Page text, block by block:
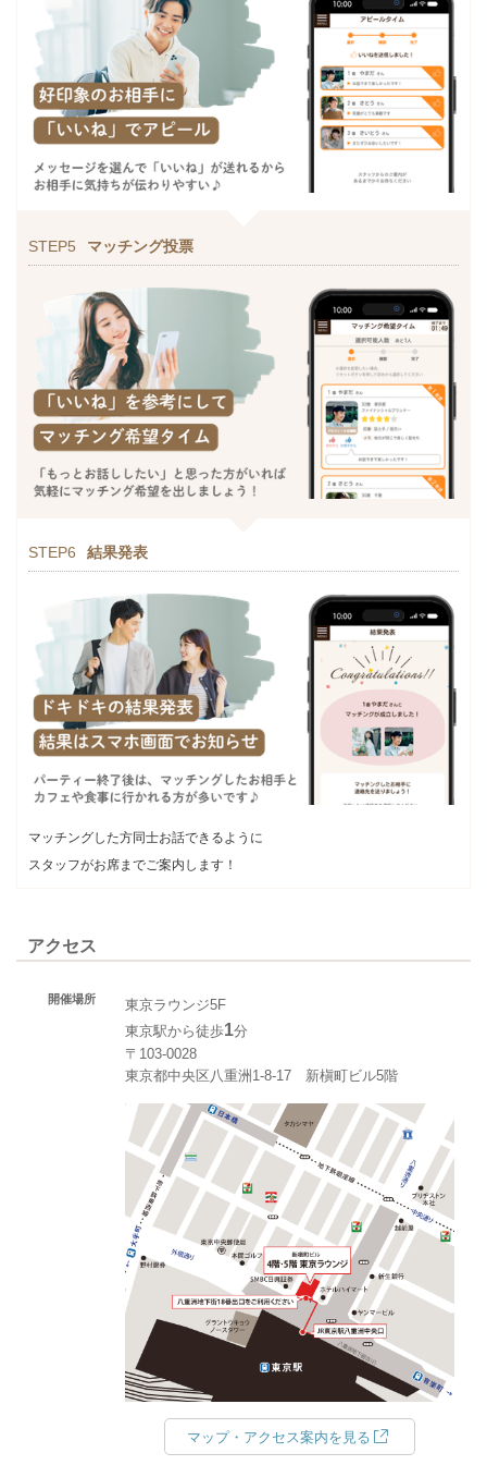
STEP5 マッチング投票
STEP6 結果発表
マッチングした方同士お話できるように
スタッフがお席までご案内します！
アクセス
開催場所
東京ラウンジ5F
東京駅から徒歩1分
〒103-0028
東京都中央区八重洲1-8-17 新槇町ビル5階
マップ・アクセス案内を見る